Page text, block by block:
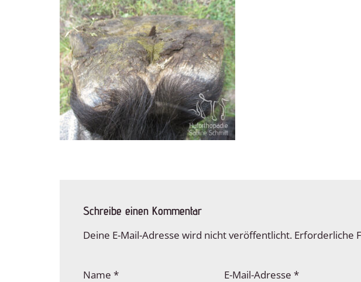
Schreibe einen Kommentar
Deine E-Mail-Adresse wird nicht veröffentlicht. Erforderliche
Name * E-Mail-Adresse*